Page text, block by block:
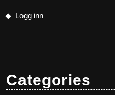
Logg inn
Categories